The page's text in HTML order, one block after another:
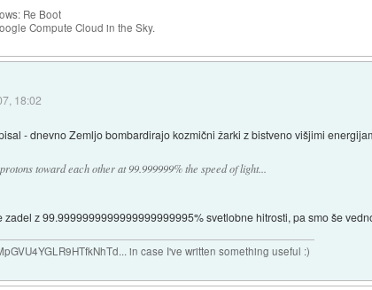
Re Boot
Compute Cloud in the Sky.
18:02
- dnevno Zemljo bombardirajo kozmični žarki z bistveno višjimi
toward each other at 99.999999% the speed of light...
zadel z 99.9999999999999999999995% svetlobne hitrosti, pa smo še
in case I've written something useful :)